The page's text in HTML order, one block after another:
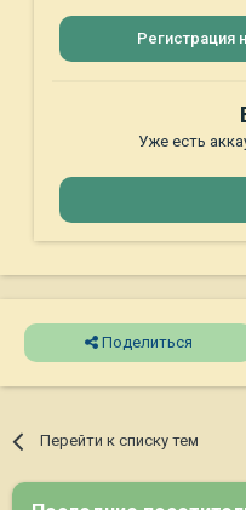
Регистрация
Уже есть
Поделиться
Перейти к списку тем